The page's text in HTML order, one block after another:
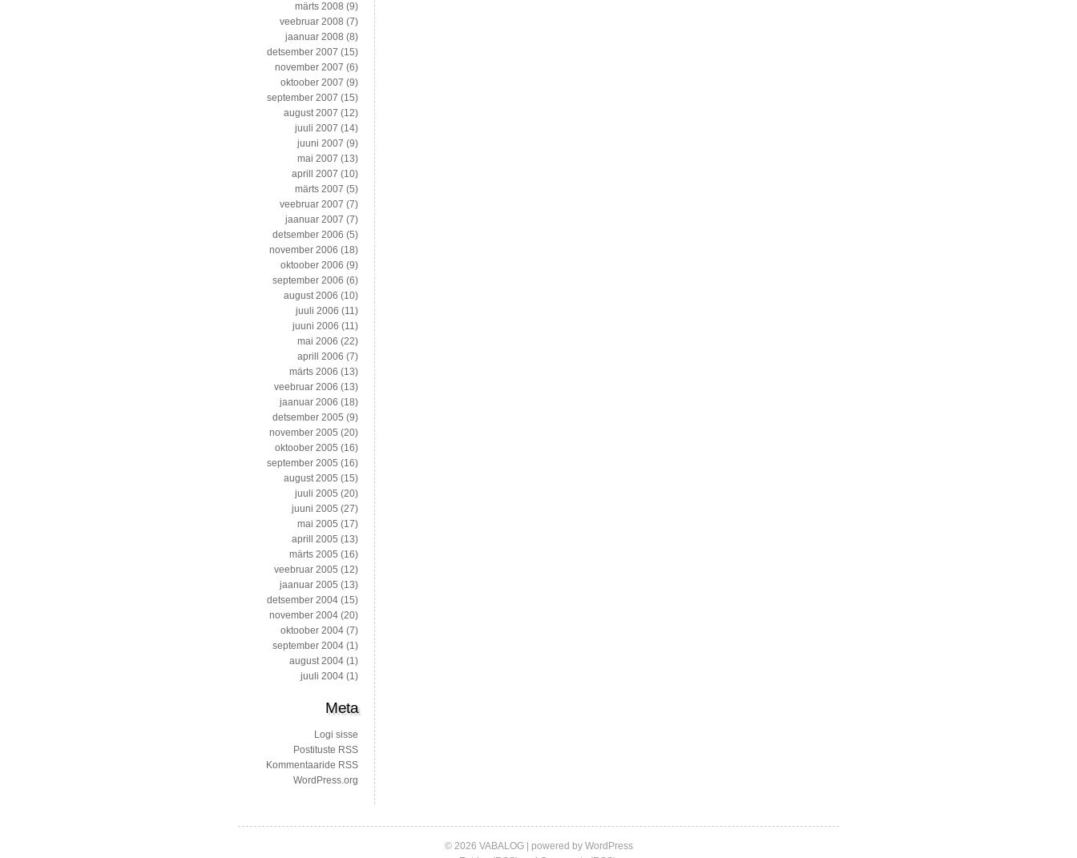
märts 2008 (9)
veebruar 2008 (7)
jaanuar 2008 (8)
detsember 2007 (15)
november 2007 (6)
oktoober 2007 (9)
september 2007 (15)
august 2007 (12)
juuli 2007 (14)
juuni 2007 (9)
mai 2007 (13)
aprill 2007 (10)
märts 2007 (5)
veebruar 2007 (7)
jaanuar 2007 (7)
detsember 2006 (5)
november 2006 (18)
oktoober 2006 (9)
september 2006 (6)
august 2006 (10)
juuli 2006 (11)
juuni 2006 (11)
mai 2006 (22)
aprill 2006 (7)
märts 2006 (13)
veebruar 2006 (13)
jaanuar 2006 (18)
detsember 2005 (9)
november 2005 (20)
oktoober 2005 (16)
september 2005 (16)
august 2005 (15)
juuli 2005 (20)
juuni 2005 (27)
mai 2005 (17)
aprill 2005 (13)
märts 2005 (16)
veebruar 2005 (12)
jaanuar 2005 (13)
detsember 2004 (15)
november 2004 (20)
oktoober 2004 (7)
september 2004 (1)
august 2004 (1)
juuli 2004 (1)
Meta
Logi sisse
Postituste RSS
Kommentaaride RSS
WordPress.org
© 2026 VABALOG | powered by WordPress